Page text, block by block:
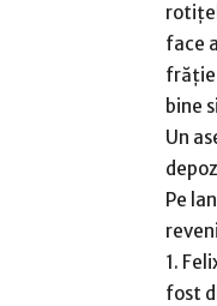
face
frăție
bine
Un
Pe
1.
fost